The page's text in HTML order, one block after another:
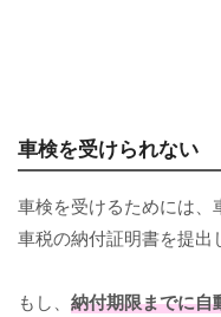
車検を受けられない
車検を受けるためには、
車税の納付証明書を提出
もし、 納付期限までに自